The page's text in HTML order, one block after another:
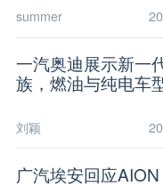
summer
一汽奥迪展示新一
族，燃油与纯电车
刘颖
广汽埃安回应